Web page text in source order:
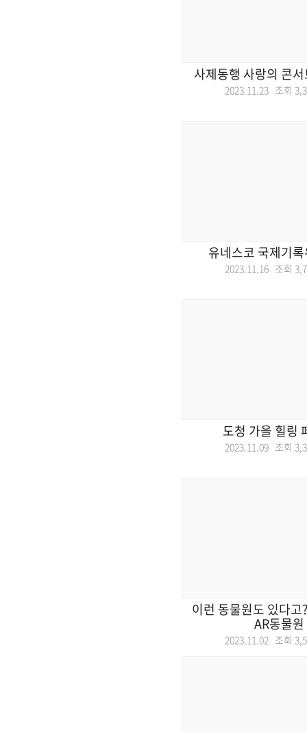
사제동행 사랑의 콘
2023.11.23 조회
유네스코 국제기
2023.11.16 조회
도청 가을 힐링
2023.11.09 조회
이런 동물원도 있다
AR동물
2023.11.02 조회